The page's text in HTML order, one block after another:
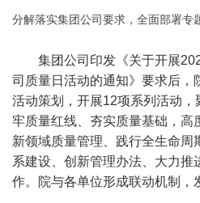
分解落实集团公司要求，全面部署专
集团公司印发《关于开展
司质量日活动的通知》要求后，
活动策划，开展12项系列活动
牢质量红线、夯实质量基础，高
新领域质量管理、践行全生命周
系建设、创新管理办法、大力推
作。院与各单位形成联动机制，